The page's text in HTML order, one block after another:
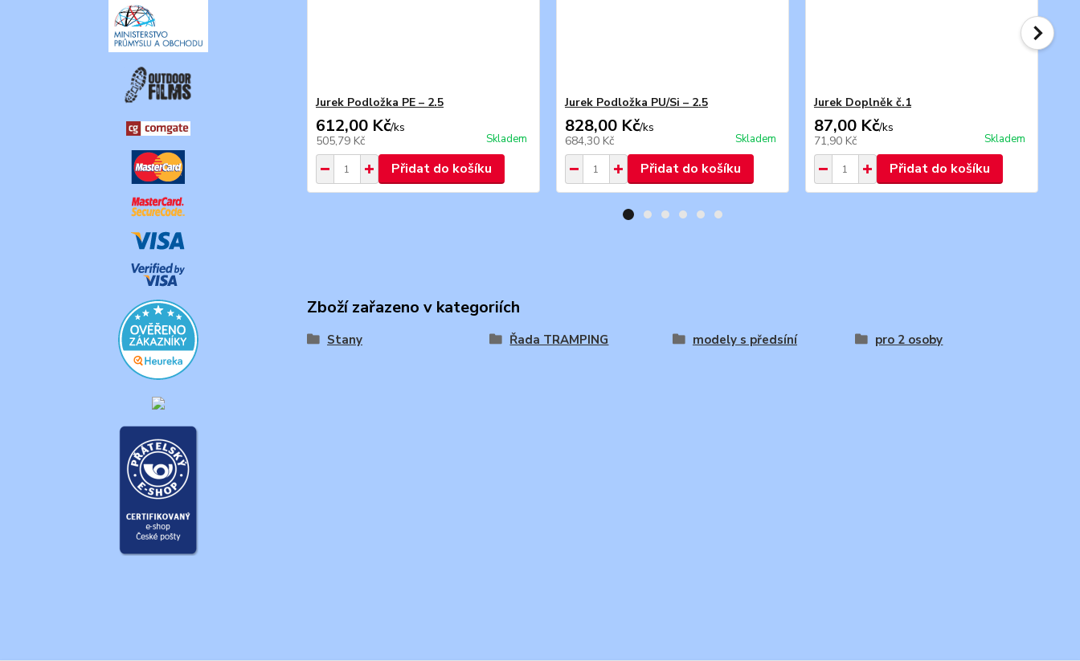
Jurek Podložka PE – 2.5
612,00 Kč/ks
505,79 Kč
Skladem
Přidat do košíku
Jurek Podložka PU/Si – 2.5
828,00 Kč/ks
684,30 Kč
Skladem
Přidat do košíku
Jurek Doplněk č.1
87,00 Kč/ks
71,90 Kč
Skladem
Přidat do košíku
Zboží zařazeno v kategoriích
Stany Řada TRAMPING modely s předsíní pro 2 osoby